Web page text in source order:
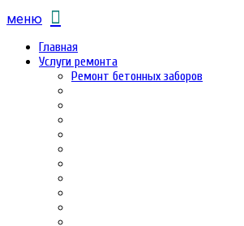
меню
Главная
Услуги ремонта
Ремонт бетонных заборов